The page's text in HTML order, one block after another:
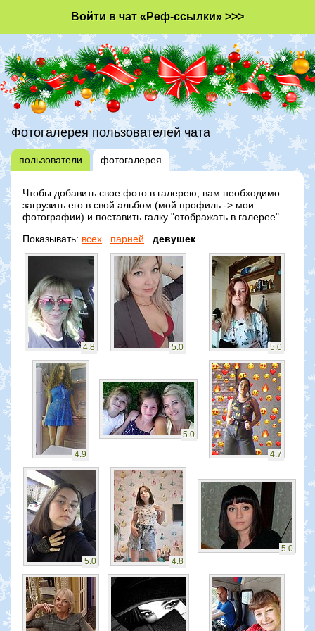
Войти в чат «Реф-ссылки» >>>
Фотогалерея пользователей чата
пользователи фотогалерея
Чтобы добавить свое фото в галерею, вам необходимо
загрузить его в свой альбом (мой профиль -> мои
фотографии) и поставить галку "отображать в галерее".
Показывать: всех парней девушек
4.8 5.0 5.0
4.9
5.0
4.7
5.0 4.8
5.0